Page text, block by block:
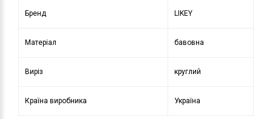
Бренд LIKEY
Матеріал бавовна
Виріз круглий
Країна виробника Україна